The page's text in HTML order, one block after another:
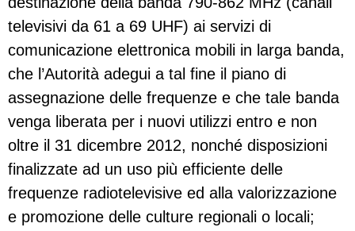
televisivi da 61 a 69 UHF) ai servizi di
comunicazione elettronica mobili in larga banda,
che l’Autorità adegui a tal fine il piano di
assegnazione delle frequenze e che tale banda
venga liberata per i nuovi utilizzi entro e non
oltre il 31 dicembre 2012, nonché disposizioni
finalizzate ad un uso più efficiente delle
frequenze radiotelevisive ed alla valorizzazione
e promozione delle culture regionali o locali;